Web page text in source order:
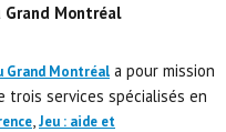
Grand Montréal
Grand Montréal a pour mission
trois services spécialisés en
Jeu : aide et